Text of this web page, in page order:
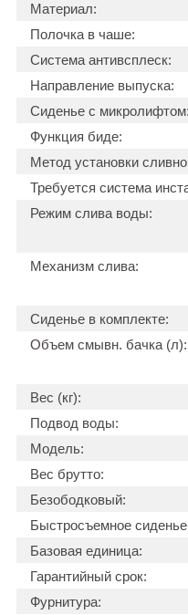
Материал:
Полочка в чаше:
Система антивсплеск:
Направление выпуска:
Сиденье с микролифтом:
Функция биде:
Метод установки
Требуется система
Режим слива воды:
Механизм слива:
Сиденье в комплекте:
Объем смывн. бачка (л):
Вес (кг):
Подвод воды:
Модель:
Вес брутто:
Безободковый:
Быстросъемное
Базовая единица:
Гарантийный срок:
Фурнитура: